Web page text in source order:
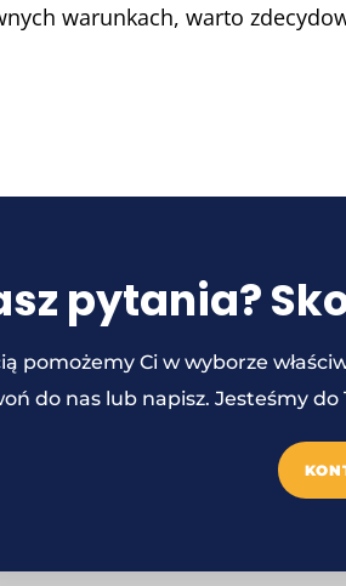
warunkach, warto
pytania?
pomożemy Ci w wyborze
do nas lub napisz. Jesteśmy